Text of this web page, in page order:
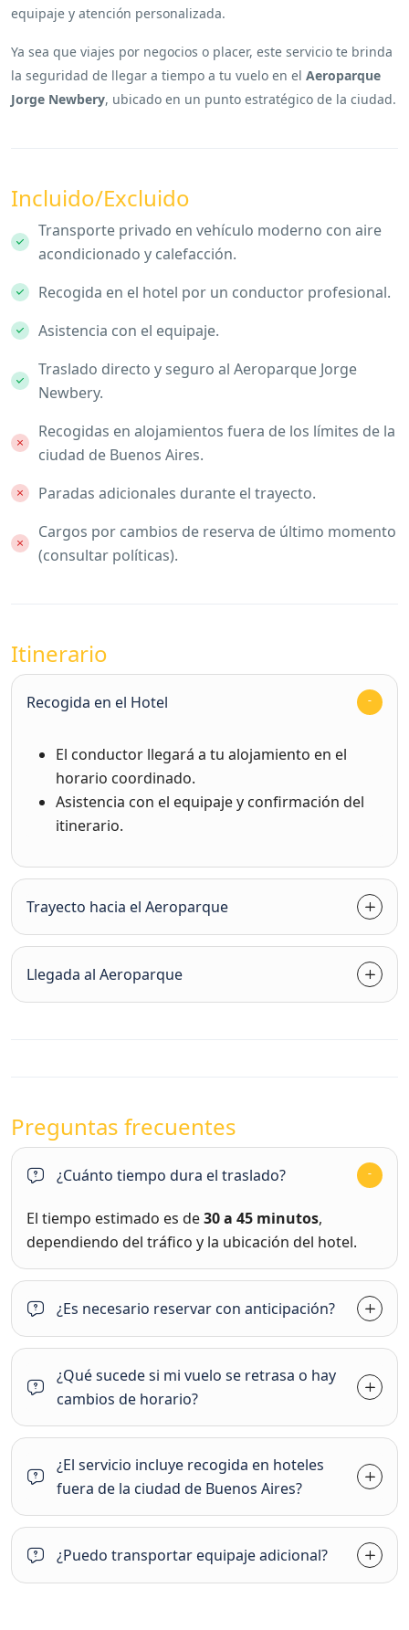
equipaje y atención personalizada.
Ya sea que viajes por negocios o placer, este servicio te brinda
la seguridad de llegar a tiempo a tu vuelo en el Aeroparque
Jorge Newbery, ubicado en un punto estratégico de la ciudad.
Incluido/Excluido
Transporte privado en vehículo moderno con aire
acondicionado y calefacción.
Recogida en el hotel por un conductor profesional.
Asistencia con el equipaje.
Traslado directo y seguro al Aeroparque Jorge
Newbery.
Recogidas en alojamientos fuera de los límites de la
ciudad de Buenos Aires.
Paradas adicionales durante el trayecto.
Cargos por cambios de reserva de último momento
(consultar políticas).
Itinerario
Recogida en el Hotel
El conductor llegará a tu alojamiento en el
horario coordinado.
Asistencia con el equipaje y confirmación del
itinerario.
Trayecto hacia el Aeroparque
Llegada al Aeroparque
Preguntas frecuentes
¿Cuánto tiempo dura el traslado?
El tiempo estimado es de30 a 45 minutos,
dependiendo del tráfico y la ubicación del hotel.
¿Es necesario reservar con anticipación?
¿Qué sucede si mi vuelo se retrasa o hay
cambios de horario?
¿El servicio incluye recogida en hoteles
fuera de la ciudad de Buenos Aires?
¿Puedo transportar equipaje adicional?